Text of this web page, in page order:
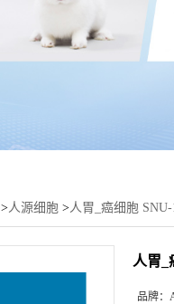
>人源细胞 >人胃_癌细胞
人胃_
品牌：